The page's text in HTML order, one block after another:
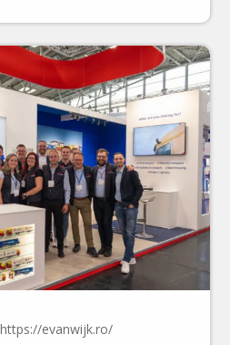
evanwijk.ro/